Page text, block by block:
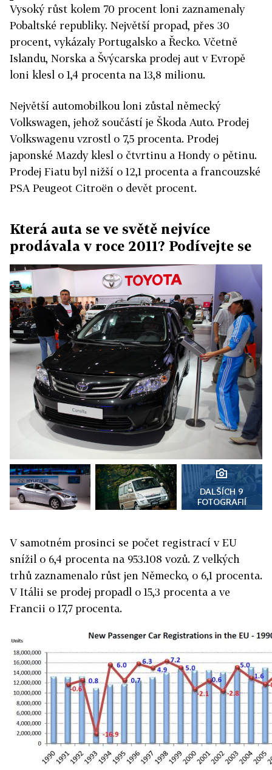
Vysoký růst kolem 70 procent loni zaznamenaly
Pobaltské republiky. Největší propad, přes 30
procent, vykázaly Portugalsko a Řecko. Včetně
Islandu, Norska a Švýcarska prodej aut v Evropě
loni klesl o 1,4 procenta na 13,8 milionu.
Největší automobilkou loni zůstal německý
Volkswagen, jehož součástí je Škoda Auto. Prodej
Volkswagenu vzrostl o 7,5 procenta. Prodej
japonské Mazdy klesl o čtvrtinu a Hondy o pětinu.
Prodej Fiatu byl nižší o 12,1 procenta a francouzské
PSA Peugeot Citroën o devět procent.
Která auta se ve světě nejvíce
prodávala v roce 2011? Podívejte se
DALŠÍCH 9
FOTOGRAFIÍ
V samotném prosinci se počet registrací v EU
snížil o 6,4 procenta na 953.108 vozů. Z velkých
trhů zaznamenalo růst jen Německo, o 6,1 procenta.
V Itálii se prodej propadl o 15,3 procenta a ve
Francii o 17,7 procenta.